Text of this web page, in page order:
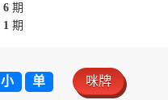
6期
1 期
小 单 咪牌